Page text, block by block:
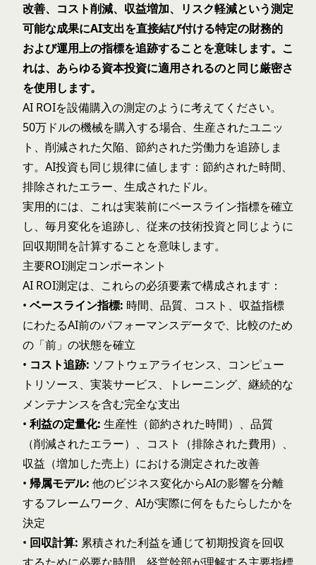
改善、コスト削減、収益増加、リスク軽減という測定
可能な成果にAI支出を直接結び付ける特定の財務的
および運用上の指標を追跡することを意味します。こ
れは、あらゆる資本投資に適用されるのと同じ厳密さ
を使用します。
AI ROIを設備購入の測定のように考えてください。
50万ドルの機械を購入する場合、生産されたユニッ
ト、削減された欠陥、節約された労働力を追跡しま
す。AI投資も同じ規律に値します：節約された時間、
排除されたエラー、生成されたドル。
実用的には、これは実装前にベースライン指標を確立
し、毎月変化を追跡し、従来の技術投資と同じように
回収期間を計算することを意味します。
主要ROI測定コンポーネント
AI ROI測定は、これらの必須要素で構成されます：
• ベースライン指標: 時間、品質、コスト、収益指標
にわたるAI前のパフォーマンスデータで、比較のため
の「前」の状態を確立
• コスト追跡: ソフトウェアライセンス、コンピュー
トリソース、実装サービス、トレーニング、継続的な
メンテナンスを含む完全な支出
• 利益の定量化: 生産性（節約された時間）、品質
（削減されたエラー）、コスト（排除された費用）、
収益（増加した売上）における測定された改善
• 帰属モデル: 他のビジネス変化からAIの影響を分離
するフレームワーク、AIが実際に何をもたらしたかを
決定
• 回収計算: 累積された利益を通じて初期投資を回収